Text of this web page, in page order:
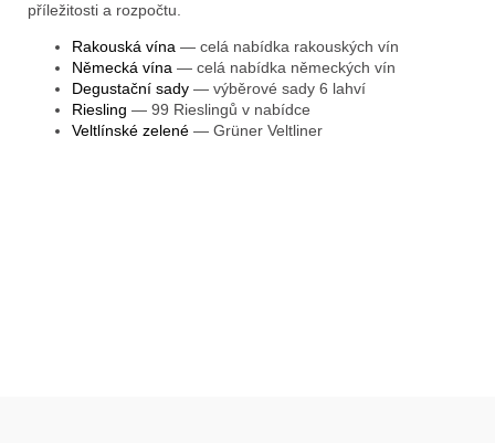
příležitosti a rozpočtu.
Rakouská vína — celá nabídka rakouských vín
Německá vína — celá nabídka německých vín
Degustační sady — výběrové sady 6 lahví
Riesling — 99 Rieslingů v nabídce
Veltlínské zelené — Grüner Veltliner